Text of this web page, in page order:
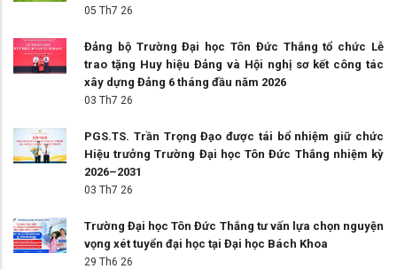
05 Th7 26
Đảng bộ Trường Đại học Tôn Đức Thắng tổ chức Lễ
trao tặng Huy hiệu Đảng và Hội nghị sơ kết công tác
xây dựng Đảng 6 tháng đầu năm 2026
03 Th7 26
PGS.TS. Trần Trọng Đạo được tái bổ nhiệm giữ chức
Hiệu trưởng Trường Đại học Tôn Đức Thắng nhiệm kỳ
2026–2031
03 Th7 26
Trường Đại học Tôn Đức Thắng tư vấn lựa chọn nguyện
vọng xét tuyển đại học tại Đại học Bách Khoa
29 Th6 26